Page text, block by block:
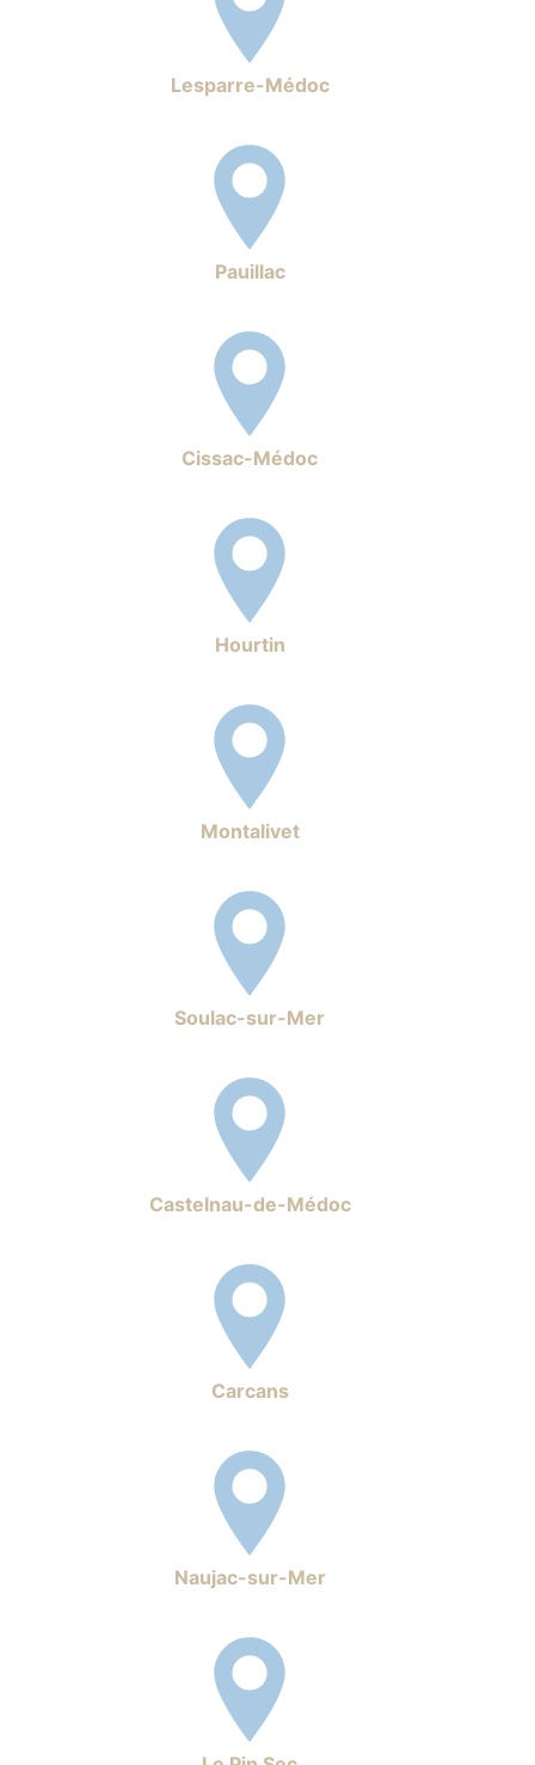
Lesparre-Médoc
Pauillac
Cissac-Médoc
Hourtin
Montalivet
Soulac-sur-Mer
Castelnau-de-Médoc
Carcans
Naujac-sur-Mer